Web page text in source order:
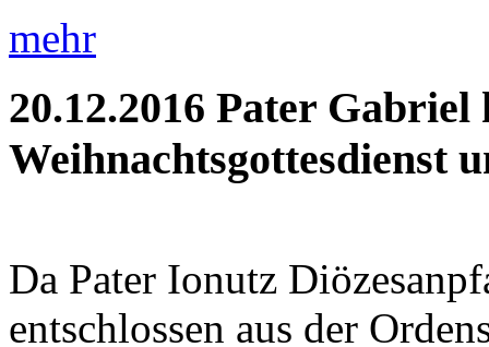
mehr
20.12.2016 Pater Gabriel
Weihnachtsgottesdienst
Da Pater Ionutz
entschlossen aus der